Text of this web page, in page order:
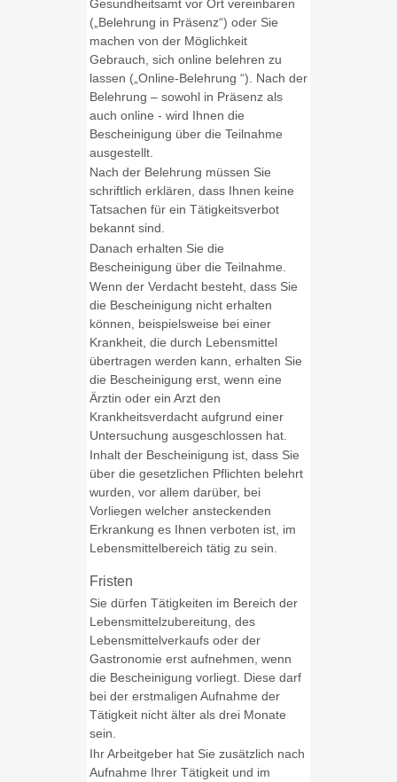
Gesundheitsamt vor Ort vereinbaren
(„Belehrung in Präsenz“) oder Sie
machen von der Möglichkeit
Gebrauch, sich online belehren zu
lassen („Online-Belehrung “). Nach der
Belehrung – sowohl in Präsenz als
auch online - wird Ihnen die
Bescheinigung über die Teilnahme
ausgestellt.
Nach der Belehrung müssen Sie
schriftlich erklären, dass Ihnen keine
Tatsachen für ein Tätigkeitsverbot
bekannt sind.
Danach erhalten Sie die
Bescheinigung über die Teilnahme.
Wenn der Verdacht besteht, dass Sie
die Bescheinigung nicht erhalten
können, beispielsweise bei einer
Krankheit, die durch Lebensmittel
übertragen werden kann, erhalten Sie
die Bescheinigung erst, wenn eine
Ärztin oder ein Arzt den
Krankheitsverdacht aufgrund einer
Untersuchung ausgeschlossen hat.
Inhalt der Bescheinigung ist, dass Sie
über die gesetzlichen Pflichten belehrt
wurden, vor allem darüber, bei
Vorliegen welcher ansteckenden
Erkrankung es Ihnen verboten ist, im
Lebensmittelbereich tätig zu sein.
Fristen
Sie dürfen Tätigkeiten im Bereich der
Lebensmittelzubereitung, des
Lebensmittelverkaufs oder der
Gastronomie erst aufnehmen, wenn
die Bescheinigung vorliegt. Diese darf
bei der erstmaligen Aufnahme der
Tätigkeit nicht älter als drei Monate
sein.
Ihr Arbeitgeber hat Sie zusätzlich nach
Aufnahme Ihrer Tätigkeit und im